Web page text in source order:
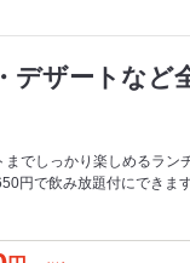
デザートなど
でしっかり楽しめるラン
円で飲み放題付にできま